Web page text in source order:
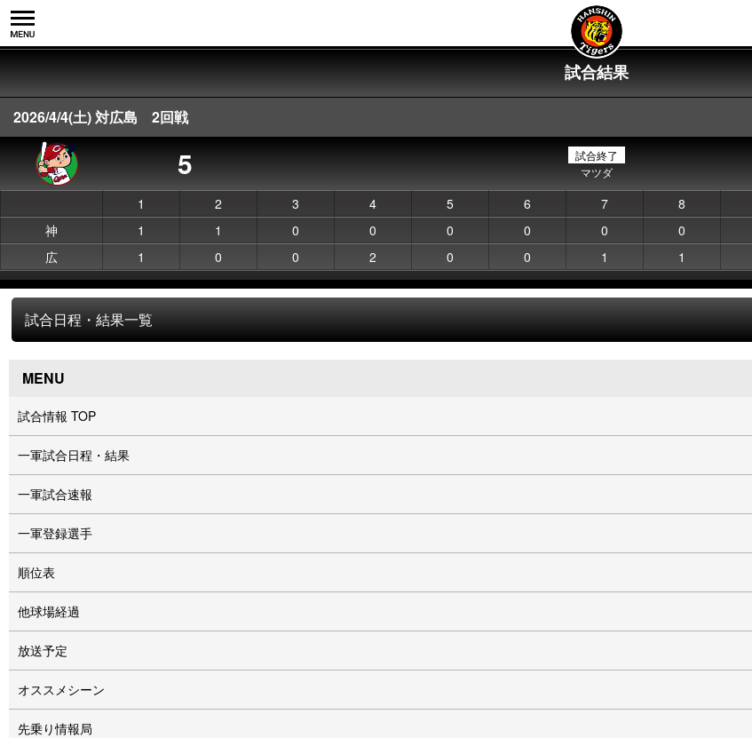
試合結果
2026/4/4(土) 対広島 2回戦
5
試合終了
マツダ
1 2 3 4 5 6 7 8
神
1 1 0 0 0 0 0 0
広
1 0 0 2 0 0 1 1
試合日程・結果一覧
MENU
試合情報 TOP
一軍試合日程・結果
一軍試合速報
一軍登録選手
順位表
他球場経過
放送予定
オススメシーン
先乗り情報局